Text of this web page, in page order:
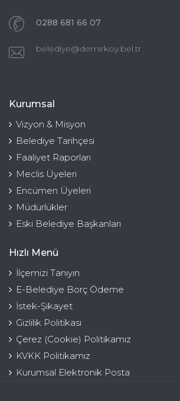
0288 681 66 07
belediye@demirkoy.bel.tr
Kurumsal
Vizyon & Misyon
Belediye Tarihçesi
Faaliyet Raporları
Meclis Üyeleri
Encümen Üyeleri
Müdürlükler
Eski Belediye Başkanları
Hızlı Menü
İlçemizi Tanıyın
E-Belediye Borç Ödeme
İstek-Şikayet
Gizlilik Politikası
Çerez (Cookie) Politikamız
KVKK Politikamız
Kurumsal Elektronik Posta